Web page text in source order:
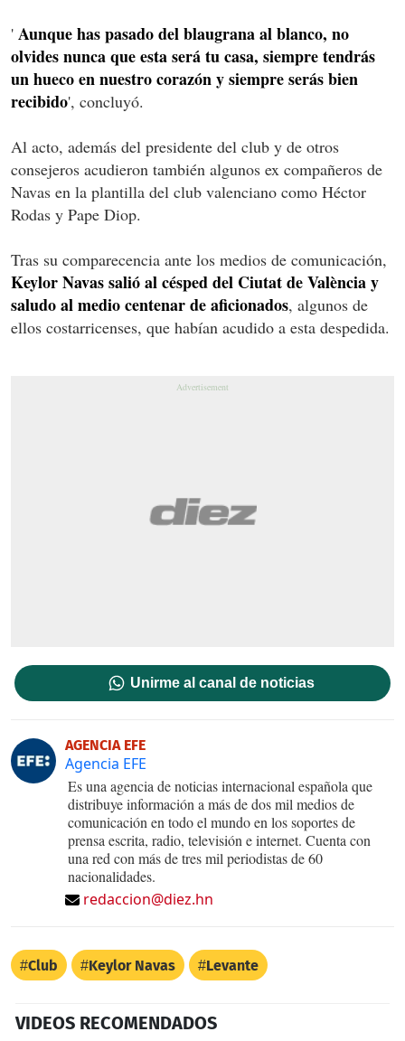
' Aunque has pasado del blaugrana al blanco, no
olvides nunca que esta será tu casa, siempre tendrás
un hueco en nuestro corazón y siempre serás bien
recibido', concluyó.
Al acto, además del presidente del club y de otros
consejeros acudieron también algunos ex compañeros de
Navas en la plantilla del club valenciano como Héctor
Rodas y Pape Diop.
Tras su comparecencia ante los medios de comunicación,
Keylor Navas salió al césped del Ciutat de València y
saludo al medio centenar de aficionados, algunos de
ellos costarricenses, que habían acudido a esta despedida.
Unirme al canal de noticias
AGENCIA EFE
Agencia EFE
Es una agencia de noticias internacional española que
distribuye información a más de dos mil medios de
comunicación en todo el mundo en los soportes de
prensa escrita, radio, televisión e internet. Cuenta con
una red con más de tres mil periodistas de 60
nacionalidades.
redaccion@diez.hn
Club Keylor Navas Levante
VIDEOS RECOMENDADOS